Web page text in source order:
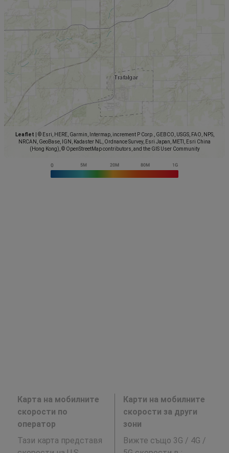
Leaflet
© Esri, HERE, Garmin, Intermap, increment P Corp., GEBCO, USGS, FAO, NPS,
NRCAN, GeoBase, IGN, Kadaster NL, Ordnance Survey, Esri Japan, METI, Esri China
(Hong Kong), © OpenStreetMap contributors, and the GIS User Community
Карта на мобилните
скорости по
оператор
Тази карта представя
Карти на мобилните
скорости за други
зони
Вижте също 3G / 4G /